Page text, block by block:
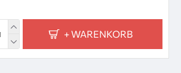
+ WARENKORB